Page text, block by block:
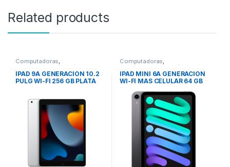
Related products
Computadoras
Computadoras Portátiles
IPAD 9A GENERACION 10.2
PULG WI-FI 256 GB PLATA
Computadoras
Computadoras Portátiles
IPAD MINI 6A GENERACION
WI-FI MAS CELULAR 64 GB